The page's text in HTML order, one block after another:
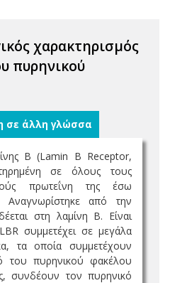
χαρακτηρισμός
πυρηνικού
σε άλλη γλώσσα
B (Lamin Β Receptor,
σε όλους τους
πρωτεΐνη της έσω
Αναγνωρίστηκε από την
στη λαμίνη Β. Είναι
συμμετέχει σε μεγάλα
τα οποία συμμετέχουν
του πυρηνικού φακέλου
συνδέουν τον πυρηνικό